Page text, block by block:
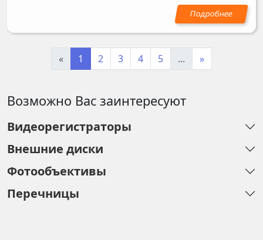
« 1 2 3 4 5 ... »
Возможно Вас заинтересуют
Видеорегистраторы
Внешние диски
Фотообъективы
Перечницы